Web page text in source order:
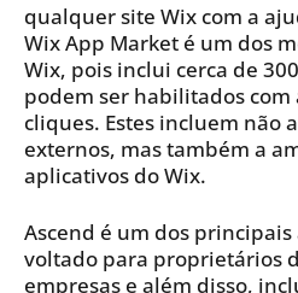
qualquer site Wix com a
Wix App Market é um dos
Wix, pois inclui cerca de
podem ser habilitados com
cliques. Estes incluem não
externos, mas também a
aplicativos do Wix.
Ascend é um dos
voltado para proprietários
empresas e além disso,